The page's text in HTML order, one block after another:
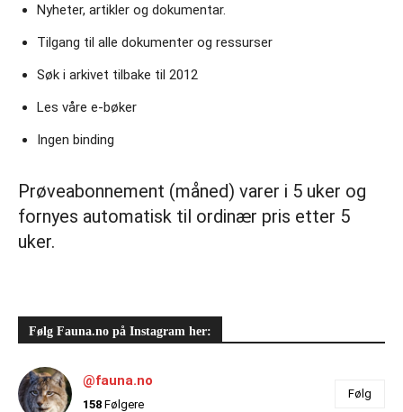
Nyheter, artikler og dokumentar.
Tilgang til alle dokumenter og ressurser
Søk i arkivet tilbake til 2012
Les våre e‑bøker
Ingen binding
Prøveabonnement (måned) varer i 5 uker og
fornyes automatisk til ordinær pris etter 5
uker.
Følg Fauna.no på Instagram her:
@fauna.no
158 Følgere
Følg